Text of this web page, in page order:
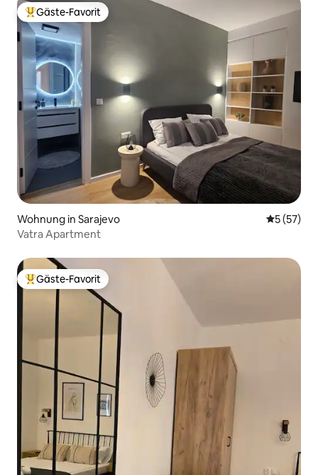
Beliebter Gäste-Favorit.
Gäste-Favorit
Wohnung in Sarajevo
5 (57)
Vatra Apartment
Beliebter Gäste-Favorit.
Gäste-Favorit